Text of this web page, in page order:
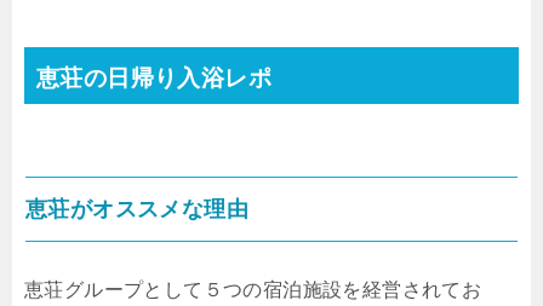
恵荘の日帰り入浴レポ
恵荘がオススメな理由
恵荘グループとして５つの宿泊施設を経営されてお